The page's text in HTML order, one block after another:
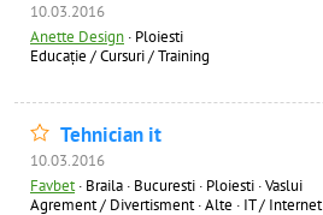
10.03.2016
Anette Design · Ploiesti
Educație / Cursuri / Training
Tehnician it
10.03.2016
Favbet · Braila · Bucuresti · Ploiesti · Vaslui
Agrement / Divertisment ·Alte · IT / Internet